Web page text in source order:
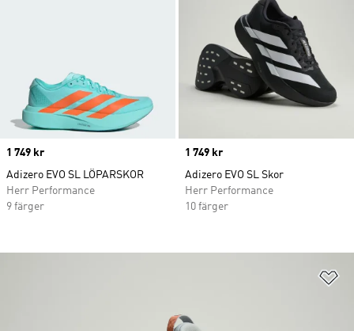
Price
1 749 kr
Adizero EVO SL LÖPARSKOR
Herr Performance
9 färger
Price
1 749 kr
Adizero EVO SL Skor
Herr Performance
10 färger